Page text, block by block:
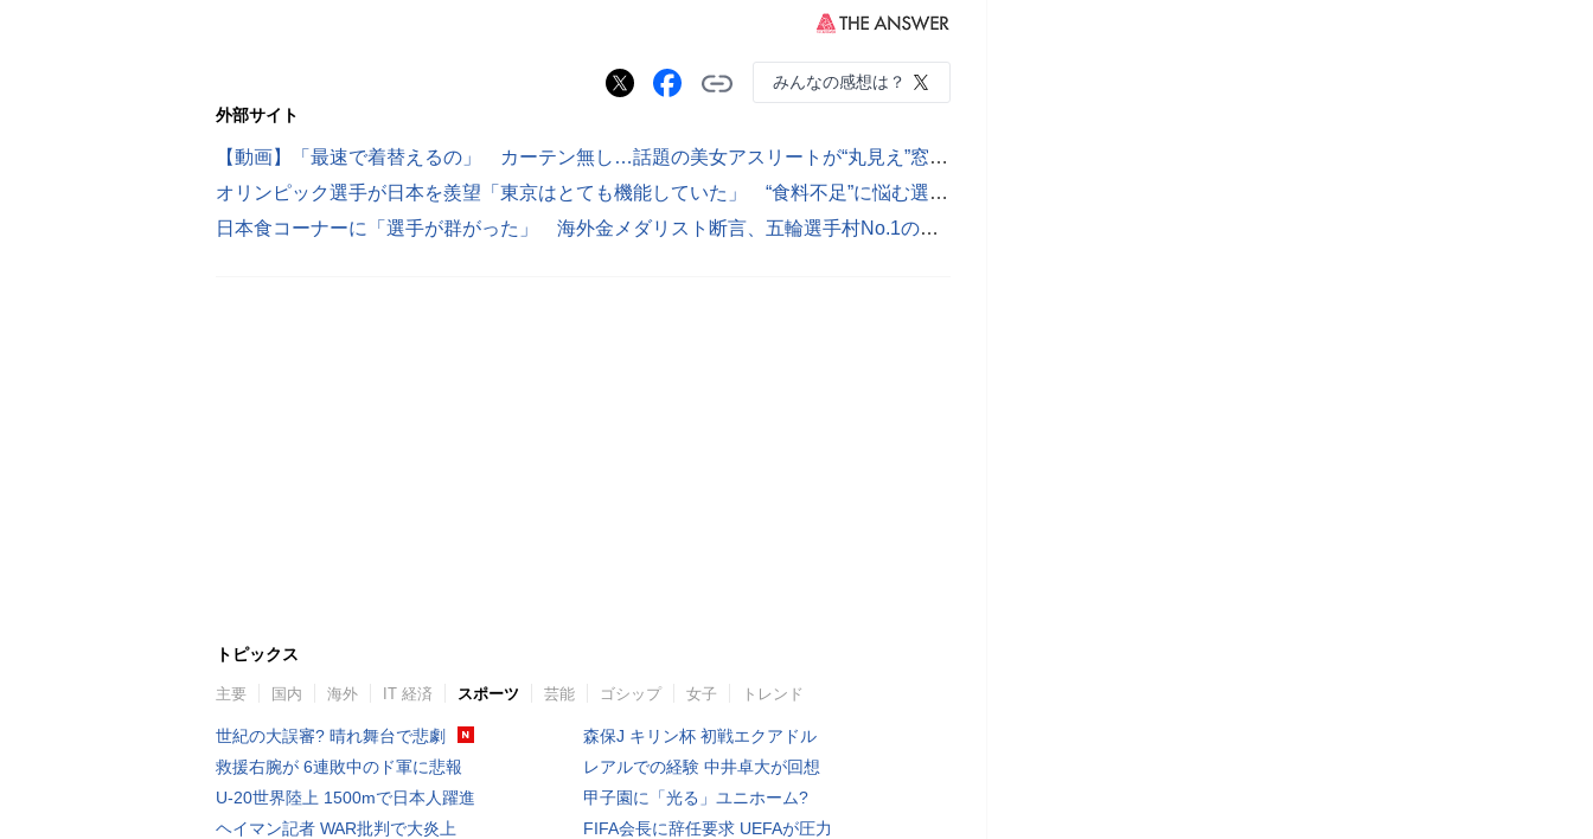
みんなの感想は？
外部サイト
【動画】「最速で着替えるの」 カーテン無し…話題の美女アスリートが“丸見え”窓を紹介する実際の様子
オリンピック選手が日本を羨望「東京はとても機能していた」 “食料不足”に悩む選手村の現状とは
日本食コーナーに「選手が群がった」 海外金メダリスト断言、五輪選手村No.1の食事は「東京よ」
トピックス
主要 国内 海外 IT 経済 スポーツ 芸能 ゴシップ 女子 トレンド
世紀の大誤審? 晴れ舞台で悲劇
救援右腕が 6連敗中のド軍に悲報
U-20世界陸上 1500mで日本人躍進
ヘイマン記者 WAR批判で大炎上
森保J キリン杯 初戦エクアドル
レアルでの経験 中井卓大が回想
甲子園に「光る」ユニホーム?
FIFA会長に辞任要求 UEFAが圧力